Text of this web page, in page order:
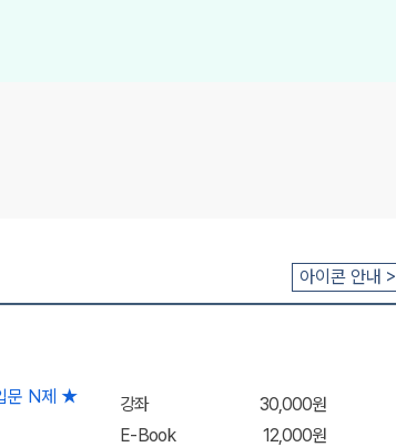
아이콘 안내 >
문 N제 ★
강좌
30,000원
E-Book
12,000원